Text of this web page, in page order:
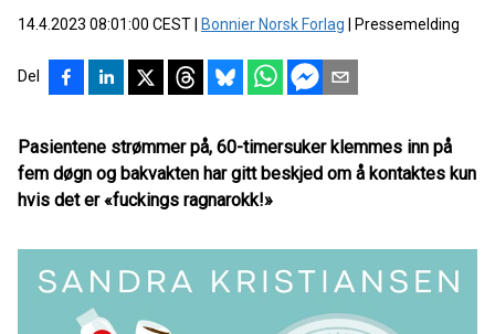
14.4.2023 08:01:00 CEST Bonnier Norsk Forlag Pressemelding
Del
Pasientene strømmer på, 60-timersuker klemmes inn på
fem døgn og bakvakten har gitt beskjed om å kontaktes kun
hvis det er «fuckings ragnarokk!»